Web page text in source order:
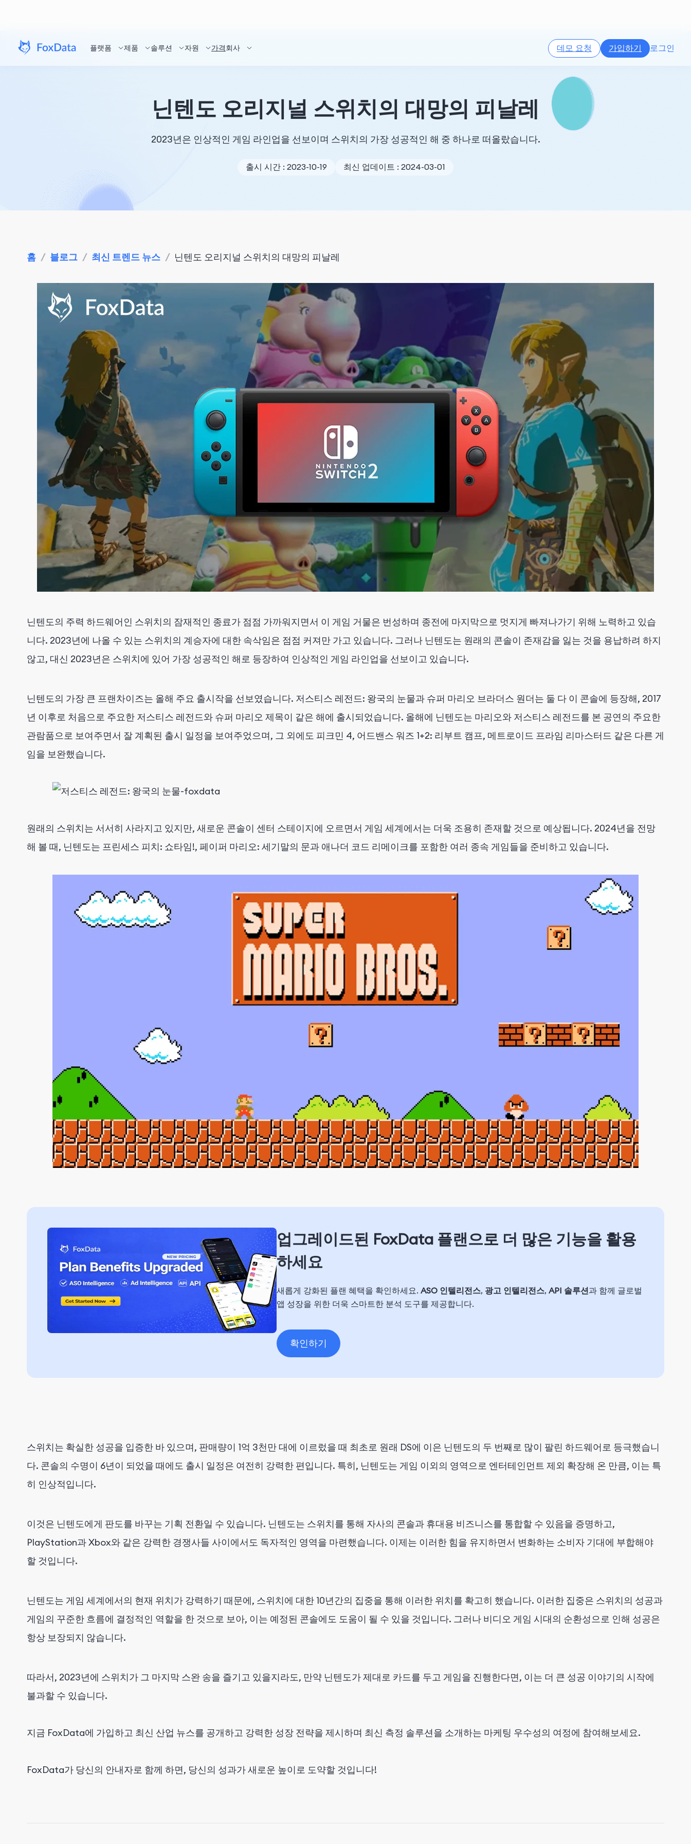
플랫폼 제품 솔루션 자원 가격회사 데모 요청 가입하기 로그인
닌텐도 오리지널 스위치의 대망의 피날레
2023년은 인상적인 게임 라인업을 선보이며 스위치의 가장 성공적인 해 중 하나로 떠올랐습니다.
출시 시간 : 2023-10-19 최신 업데이트 : 2024-03-01
홈 / 블로그 / 최신 트렌드 뉴스 / 닌텐도 오리지널 스위치의 대망의 피날레
닌텐도의 주력 하드웨어인 스위치의 잠재적인 종료가 점점 가까워지면서 이 게임 거물은 번성하며 종전에 마지막으로 멋지게 빠져나가기 위해 노력하고 있습
니다. 2023년에 나올 수 있는 스위치의 계승자에 대한 속삭임은 점점 커져만 가고 있습니다. 그러나 닌텐도는 원래의 콘솔이 존재감을 잃는 것을 용납하려 하지
않고, 대신 2023년은 스위치에 있어 가장 성공적인 해로 등장하여 인상적인 게임 라인업을 선보이고 있습니다.
닌텐도의 가장 큰 프랜차이즈는 올해 주요 출시작을 선보였습니다. 저스티스 레전드: 왕국의 눈물과 슈퍼 마리오 브라더스 원더는 둘 다 이 콘솔에 등장해, 2017
년 이후로 처음으로 주요한 저스티스 레전드와 슈퍼 마리오 제목이 같은 해에 출시되었습니다. 올해에 닌텐도는 마리오와 저스티스 레전드를 본 공연의 주요한
관람품으로 보여주면서 잘 계획된 출시 일정을 보여주었으며, 그 외에도 피크민 4, 어드밴스 워즈 1+2: 리부트 캠프, 메트로이드 프라임 리마스터드 같은 다른 게
임을 보완했습니다.
원래의 스위치는 서서히 사라지고 있지만, 새로운 콘솔이 센터 스테이지에 오르면서 게임 세계에서는 더욱 조용히 존재할 것으로 예상됩니다. 2024년을 전망
해 볼 때, 닌텐도는 프린세스 피치: 쇼타임!, 페이퍼 마리오: 세기말의 문과 애나더 코드 리메이크를 포함한 여러 종속 게임들을 준비하고 있습니다.
업그레이드된 FoxData 플랜으로 더 많은 기능을 활용
하세요
새롭게 강화된 플랜 혜택을 확인하세요. ASO 인텔리전스, 광고 인텔리전스, API 솔루션과 함께 글로벌
앱 성장을 위한 더욱 스마트한 분석 도구를 제공합니다.
확인하기
스위치는 확실한 성공을 입증한 바 있으며, 판매량이 1억 3천만 대에 이르렀을 때 최초로 원래 DS에 이은 닌텐도의 두 번째로 많이 팔린 하드웨어로 등극했습니
다. 콘솔의 수명이 6년이 되었을 때에도 출시 일정은 여전히 강력한 편입니다. 특히, 닌텐도는 게임 이외의 영역으로 엔터테인먼트 제외 확장해 온 만큼, 이는 특
히 인상적입니다.
이것은 닌텐도에게 판도를 바꾸는 기획 전환일 수 있습니다. 닌텐도는 스위치를 통해 자사의 콘솔과 휴대용 비즈니스를 통합할 수 있음을 증명하고,
PlayStation과 Xbox와 같은 강력한 경쟁사들 사이에서도 독자적인 영역을 마련했습니다. 이제는 이러한 힘을 유지하면서 변화하는 소비자 기대에 부합해야
할 것입니다.
닌텐도는 게임 세계에서의 현재 위치가 강력하기 때문에, 스위치에 대한 10년간의 집중을 통해 이러한 위치를 확고히 했습니다. 이러한 집중은 스위치의 성공과
게임의 꾸준한 흐름에 결정적인 역할을 한 것으로 보아, 이는 예정된 콘솔에도 도움이 될 수 있을 것입니다. 그러나 비디오 게임 시대의 순환성으로 인해 성공은
항상 보장되지 않습니다.
따라서, 2023년에 스위치가 그 마지막 스완 송을 즐기고 있을지라도, 만약 닌텐도가 제대로 카드를 두고 게임을 진행한다면, 이는 더 큰 성공 이야기의 시작에
불과할 수 있습니다.
지금 FoxData에 가입하고 최신 산업 뉴스를 공개하고 강력한 성장 전략을 제시하며 최신 측정 솔루션을 소개하는 마케팅 우수성의 여정에 참여해보세요.
FoxData가 당신의 안내자로 함께 하면, 당신의 성과가 새로운 높이로 도약할 것입니다!